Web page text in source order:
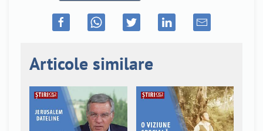
Articole similare